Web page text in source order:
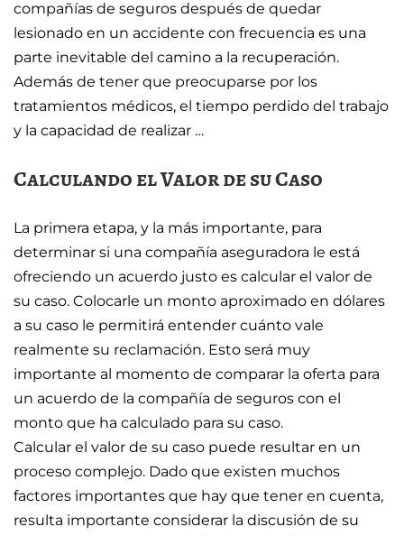
compañías de seguros después de quedar
lesionado en un accidente con frecuencia es una
parte inevitable del camino a la recuperación.
Además de tener que preocuparse por los
tratamientos médicos, el tiempo perdido del trabajo
y la capacidad de realizar …
Calculando el Valor de su Caso
La primera etapa, y la más importante, para
determinar si una compañía aseguradora le está
ofreciendo un acuerdo justo es calcular el valor de
su caso. Colocarle un monto aproximado en dólares
a su caso le permitirá entender cuánto vale
realmente su reclamación. Esto será muy
importante al momento de comparar la oferta para
un acuerdo de la compañía de seguros con el
monto que ha calculado para su caso.
Calcular el valor de su caso puede resultar en un
proceso complejo. Dado que existen muchos
factores importantes que hay que tener en cuenta,
resulta importante considerar la discusión de su